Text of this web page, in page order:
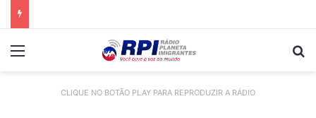
CLIQUE NO BOTÃO PLAY PARA REPRODUZIR A RÁDIO